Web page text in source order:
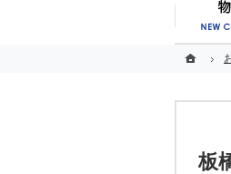
ホ
板
ホ